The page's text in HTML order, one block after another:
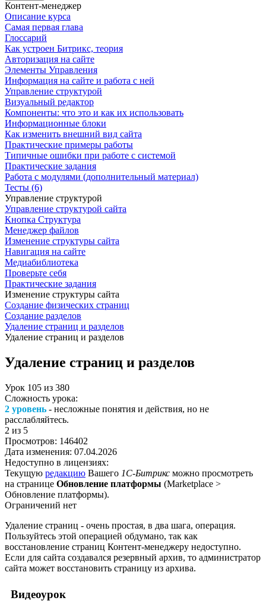
Контент-менеджер
Описание курса
Самая первая глава
Глоссарий
Как устроен Битрикс, теория
Авторизация на сайте
Элементы Управления
Информация на сайте и работа с ней
Управление структурой
Визуальный редактор
Компоненты: что это и как их использовать
Информационные блоки
Как изменить внешний вид сайта
Практические примеры работы
Типичные ошибки при работе с системой
Практические задания
Работа с модулями (дополнительный материал)
Тесты (6)
Управление структурой
Управление структурой сайта
Кнопка Структура
Менеджер файлов
Изменение структуры сайта
Навигация на сайте
Медиабиблиотека
Проверьте себя
Практические задания
Изменение структуры сайта
Создание физических страниц
Создание разделов
Удаление страниц и разделов
Удаление страниц и разделов
Удаление страниц и разделов
Урок 105 из 380
Сложность урока:
2 уровень - несложные понятия и действия, но не
расслабляйтесь.
2 из 5
Просмотров: 146402
Дата изменения: 07.04.2026
Недоступно в лицензиях:
Текущую редакцию Вашего 1С-Битрикс можно просмотреть
на странице Обновление платформы (Marketplace >
Обновление платформы).
Ограничений нет
Удаление страниц - очень простая, в два шага, операция.
Пользуйтесь этой операцией обдумано, так как
восстановление страниц Контент-менеджеру недоступно.
Если для сайта создавался резервный архив, то администратор
сайта может восстановить страницу из архива.
Видеоурок